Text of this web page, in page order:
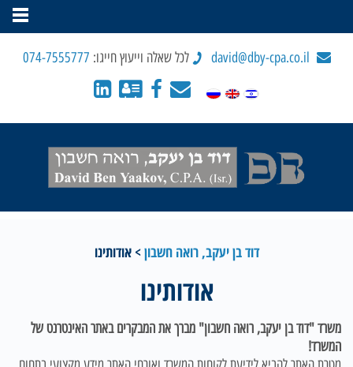
david@dby-cpa.co.il לכל שאלה וייעוץ חייגו: 074-7555777
דוד בן יעקב, רואה חשבון>אודותינו
אודותינו
משרד "דוד בן יעקב, רואה חשבון" מברך את המבקרים באתר האינטרנט של
המשרד!